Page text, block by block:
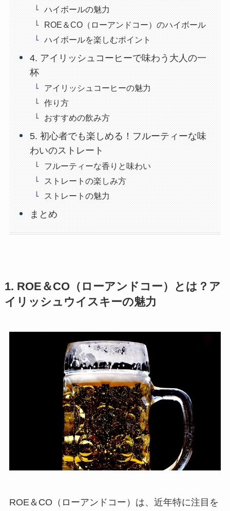
ハイボールの魅力
ROE＆CO（ローアンドコー）のハイボール
ハイボールを楽しむポイント
4. アイリッシュコーヒーで味わう大人の一
杯
アイリッシュコーヒーの魅力
作り方
おすすめの飲み方
5. 初心者でも楽しめる！フルーティーな味
わいのストレート
フルーティーな香りと味わい
ストレートの楽しみ方
ストレートの魅力
まとめ
1. ROE＆CO（ローアンドコー）とは？ア
イリッシュウイスキーの魅力
ROE＆CO（ローアンドコー）は、近年特に注目を